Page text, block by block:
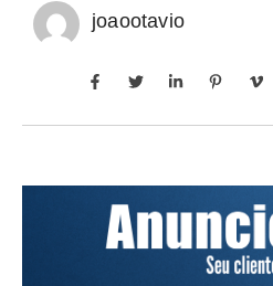
joaootavio